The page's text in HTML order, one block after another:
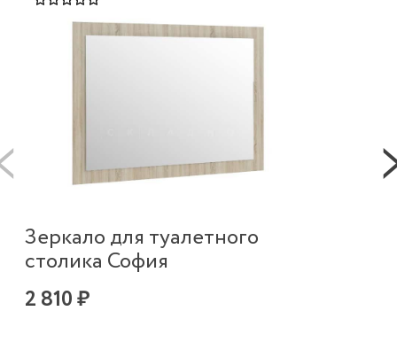
Зеркало для туалетного
столика София
2 810 ₽